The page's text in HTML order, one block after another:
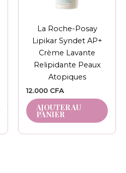
La Roche-Posay
Lipikar Syndet AP+
Crème Lavante
Relipidante Peaux
Atopiques
12.000 CFA
AJOUTER AU
PANIER